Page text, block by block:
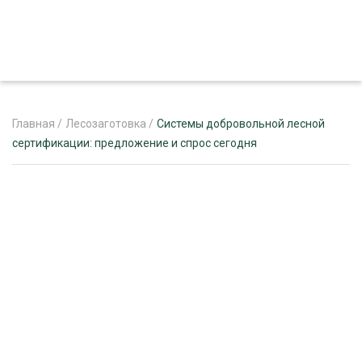
Главная / Лесозаготовка / Системы добровольной лесной
сертификации: предложение и спрос сегодня